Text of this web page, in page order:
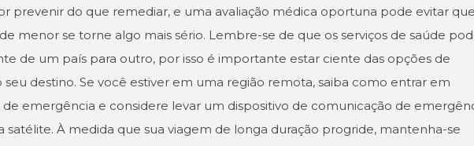
prevenir do que remediar, e uma avaliação médica oportuna pode evitar que
menor se torne algo mais sério. Lembre-se de que os serviços de saúde
de um país para outro, por isso é importante estar ciente das opções de
seu destino. Se você estiver em uma região remota, saiba como entrar em
emergência e considere levar um dispositivo de comunicação de
satélite. À medida que sua viagem de longa duração progride, mantenha-se